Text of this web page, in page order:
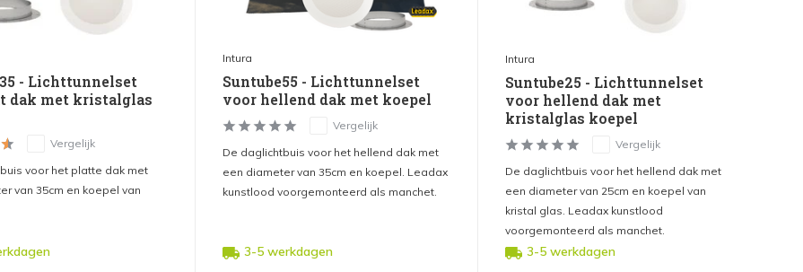
- Lichttunnelset
dak met kristalglas
Vergelijk
voor het platte dak met
van 35cm en koepel van
Intura
Suntube55 - Lichttunnelset
voor hellend dak met koepel
Vergelijk
De daglichtbuis voor het hellend dak met
een diameter van 35cm en koepel. Leadax
kunstlood voorgemonteerd als manchet.
3-5 werkdagen
Intura
Suntube25 - Lichttunnelset
voor hellend dak met
kristalglas koepel
Vergelijk
De daglichtbuis voor het hellend dak met
een diameter van 25cm en koepel van
kristal glas. Leadax kunstlood
voorgemonteerd als manchet.
3-5 werkdagen